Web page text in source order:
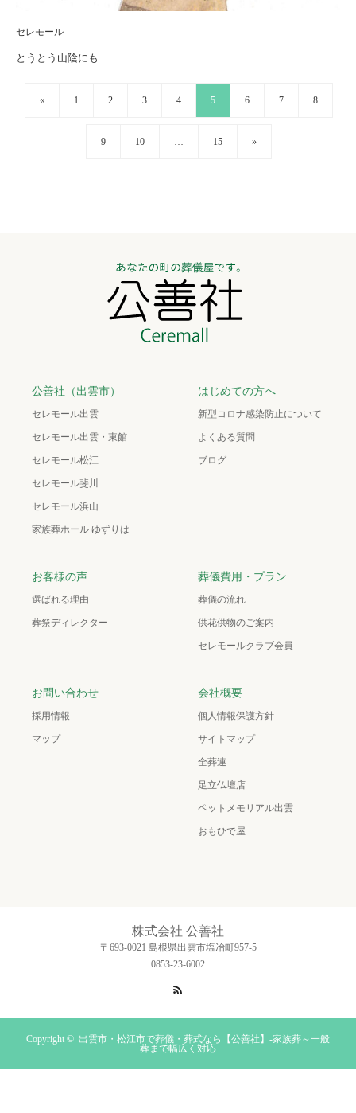
セレモール
とうとう山陰にも
« 1 2 3 4 5 6 7 8
9 10 … 15 »
公善社（出雲市）
セレモール出雲
セレモール出雲・東館
セレモール松江
セレモール斐川
セレモール浜山
家族葬ホール ゆずりは
はじめての方へ
新型コロナ感染防止について
よくある質問
ブログ
お客様の声
選ばれる理由
葬祭ディレクター
葬儀費用・プラン
葬儀の流れ
供花供物のご案内
セレモールクラブ会員
お問い合わせ
採用情報
マップ
会社概要
個人情報保護方針
サイトマップ
全葬連
足立仏壇店
ペットメモリアル出雲
おもひで屋
株式会社 公善社
〒693-0021 島根県出雲市塩冶町957-5
0853-23-6002
Copyright © 出雲市・松江市で葬儀・葬式なら【公善社】-家族葬～一般
葬まで幅広く対応